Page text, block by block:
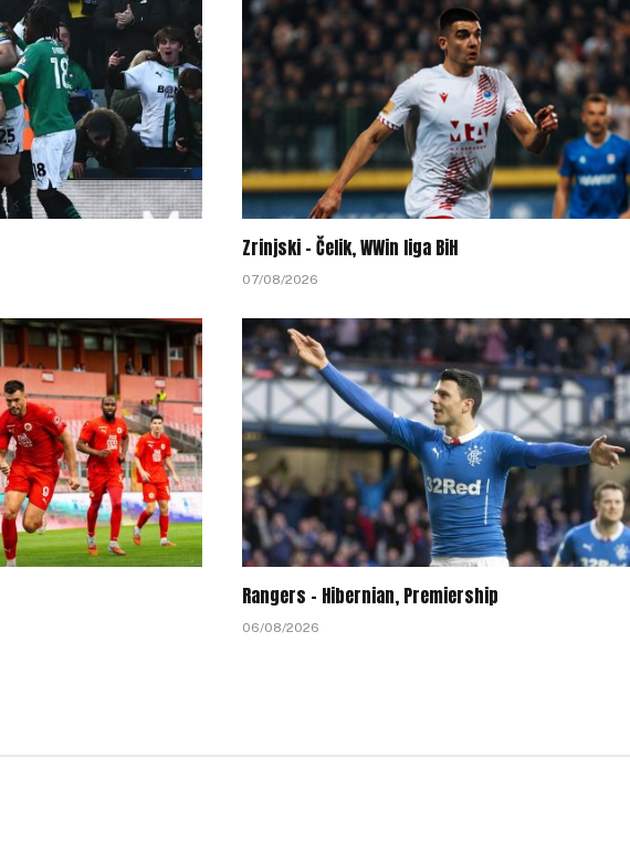
Zrinjski – Čelik, WWin liga BiH
07/08/2026
Rangers – Hibernian, Premiership
06/08/2026